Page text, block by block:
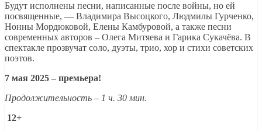
Будут исполнены песни, написанные после войны, но ей
посвященные, — Владимира Высоцкого, Людмилы Гурченко,
Нонны Мордюковой, Елены Камбуровой, а также песни
современных авторов – Олега Митяева и Гарика Сукачёва. В
спектакле прозвучат соло, дуэты, трио, хор и стихи советских
поэтов.
7 мая 2025 – премьера!
Продолжительность – 1 ч. 30 мин.
12+